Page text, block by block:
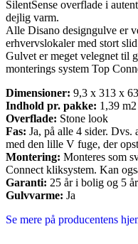
SilentSense overflade i
dejlig varm.
Alle Disano designgulve er
erhvervslokaler med stort
Gulvet er meget velegnet til
monterings system Top
Dimensioner: 9,3 x 313 x
Indhold pr. pakke: 1,39
Overflade: Stone look
Fas: Ja, på alle 4 sider.
med den lille V fuge, der
Montering: Monteres som
Connect kliksystem. Kan
Garanti: 25 år i bolig og 5
Gulvvarme: Ja
Se mere på producentens